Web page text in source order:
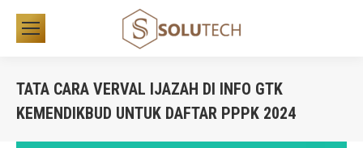
TATA CARA VERVAL IJAZAH DI INFO GTK
KEMENDIKBUD UNTUK DAFTAR PPPK 2024